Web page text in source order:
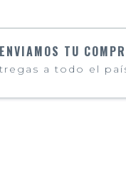
ENVIAMOS TU
a todo el